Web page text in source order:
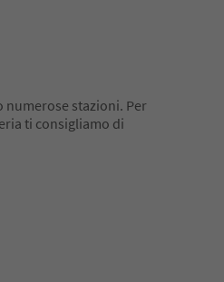
numerose stazioni. Per
ti consigliamo di